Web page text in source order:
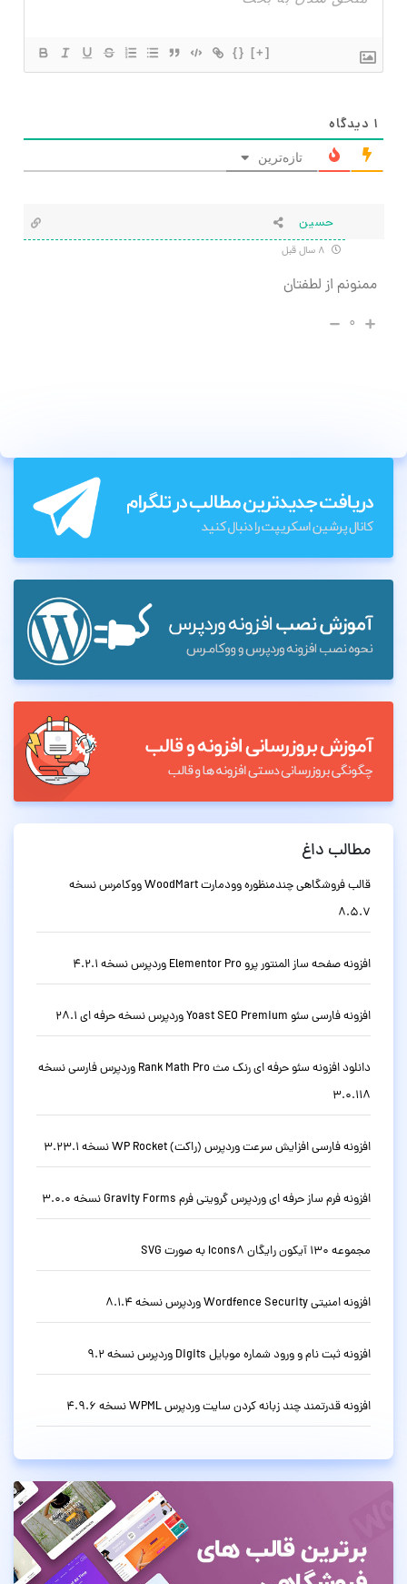
{} [+]
۱ دیدگاه
تازه‌ترین
حسین
ممنونم از لطفتان
۰
مطالب داغ
قالب فروشگاهی چندمنظوره وودمارت WoodMart ووکامرس نسخه
8.5.7
افزونه صفحه ساز المنتور پرو Elementor Pro وردپرس نسخه 4.2.1
افزونه فارسی سئو Yoast SEO Premium وردپرس نسخه حرفه ای 28.1
دانلود افزونه سئو حرفه ای رنک مث Rank Math Pro وردپرس فارسی نسخه
3.0.118
افزونه فارسی افزایش سرعت وردپرس (راکت) WP Rocket نسخه 3.23.1
افزونه فرم ساز حرفه ای وردپرس گرویتی فرم Gravity Forms نسخه 3.0.0
مجموعه 130 آیکون رایگان Icons8 به صورت SVG
افزونه امنیتی Wordfence Security وردپرس نسخه 8.1.4
افزونه ثبت نام و ورود شماره موبایل Digits وردپرس نسخه 9.2
افزونه قدرتمند چند زبانه کردن سایت وردپرس WPML نسخه 4.9.6